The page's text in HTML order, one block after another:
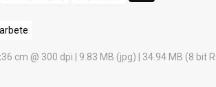
cm @ 300 dpi | 9.83 MB (jpg) | 34.94 MB (8 bit